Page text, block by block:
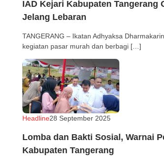
IAD Kejari Kabupaten Tangerang
Jelang Lebaran
TANGERANG – Ikatan Adhyaksa
kegiatan pasar murah dan berbagi […]
HeadlineRedaksi
28 September 2025
Lomba dan Bakti Sosial, Warnai
Kabupaten Tangerang